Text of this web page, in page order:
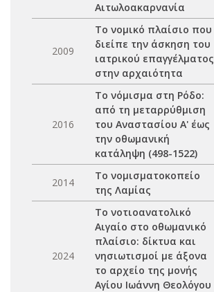
Αιτωλοακαρνανία
2009
Το νομικό πλαίσιο που
διείπε την άσκηση του
ιατρικού επαγγέλματος
στην αρχαιότητα
2016
Το νόμισμα στη Ρόδο:
από τη μεταρρύθμιση
του Αναστασίου Α' έως
την οθωμανική
κατάληψη (498-1522)
2014
Το νομισματοκοπείο
της Λαμίας
2024
Το νοτιοανατολικό
Αιγαίο στο οθωμανικό
πλαίσιο: δίκτυα και
νησιωτισμοί με άξονα
το αρχείο της μονής
Αγίου Ιωάννη Θεολόγου